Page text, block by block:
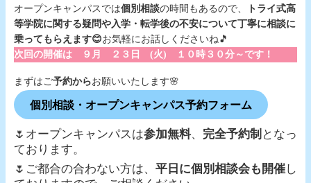
オープンキャンパスでは個別相談の時間もあるので、
トライ式高
等学院に関する疑問や入学・転学後の不安について丁寧に相談に
乗ってもらえます😊お気軽にお話しくださいね🎵
次回の開催は ９月 ２３日 (火) １０時３０分～です！
まずはご予約からお願いいたします🌸
個別相談・オープンキャンパス予約フォーム
🌷オープンキャンパスは参加無料、 完全予約制 となっ
ております。
🌷ご都合の合わない方は、 平日に個別相談会も開催し